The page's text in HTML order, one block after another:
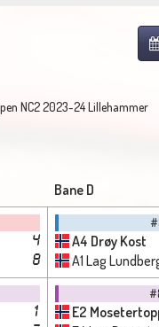
NC2 2023-24 Lillehammer
Bane D
4
8
A4 Drøy Kost
A1 Lag
1 E2 Mosetertoppen